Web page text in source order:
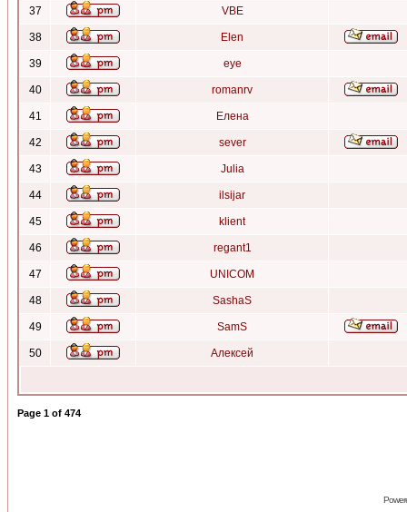
37 VBE
38 Elen
39 eye
40 romanrv
41 Елена
42 sever
43 Julia
44 ilsijar
45 klient
46 regant1
47 UNICOM
48 SashaS
49 SamS
50 Алексей
Page 1 of 474